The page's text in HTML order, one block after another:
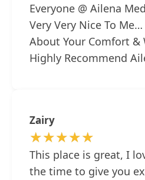
Everyone @ Ailena
Very Very Nice To
About Your Comfort &
Highly Recommend
Zairy
★★★★★
★★★★★
This place is great, I
the time to give you